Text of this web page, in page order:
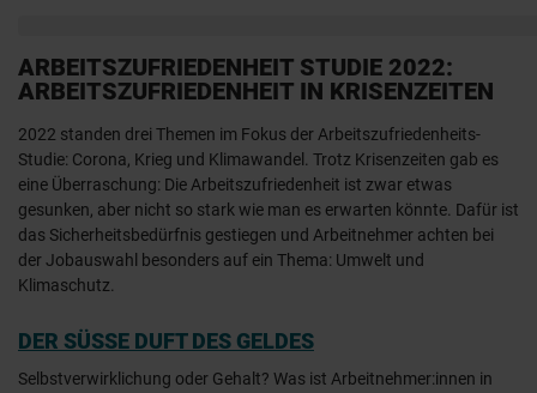
ARBEITSZUFRIEDENHEIT STUDIE 2022:
ARBEITSZUFRIEDENHEIT IN KRISENZEITEN
2022 standen drei Themen im Fokus der Arbeitszufriedenheits-
Studie: Corona, Krieg und Klimawandel. Trotz Krisenzeiten gab es
eine Überraschung: Die Arbeitszufriedenheit ist zwar etwas
gesunken, aber nicht so stark wie man es erwarten könnte. Dafür ist
das Sicherheitsbedürfnis gestiegen und Arbeitnehmer achten bei
der Jobauswahl besonders auf ein Thema: Umwelt und
Klimaschutz.
DER SÜSSE DUFT DES GELDES
Selbstverwirklichung oder Gehalt? Was ist Arbeitnehmer:innen in